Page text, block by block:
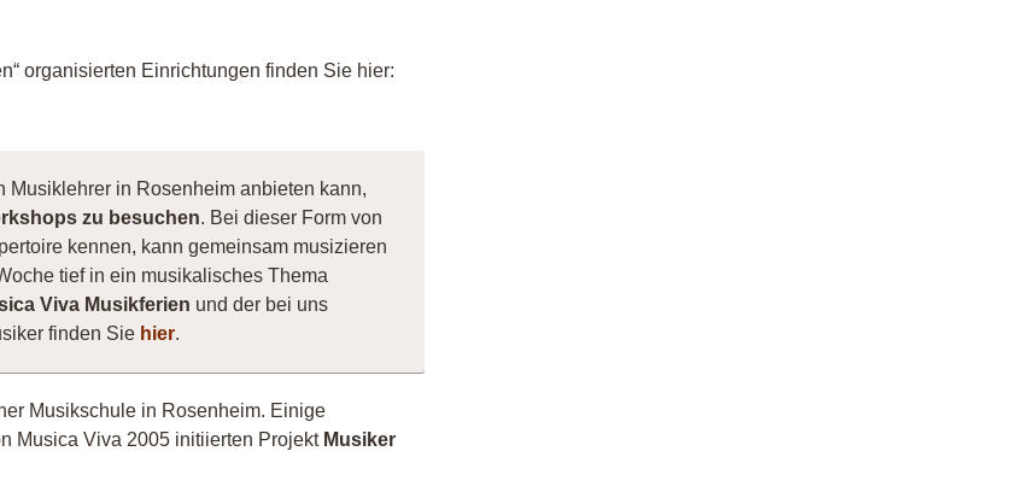
organisierten Einrichtungen finden Sie hier:
Musiklehrer in Rosenheim anbieten kann,
zu besuchen. Bei dieser Form von
kennen, kann gemeinsam musizieren
tief in ein musikalisches Thema
Viva Musikferien und der bei uns
finden Sie hier.
Musikschule in Rosenheim. Einige
Musica Viva 2005 initiierten Projekt Musiker